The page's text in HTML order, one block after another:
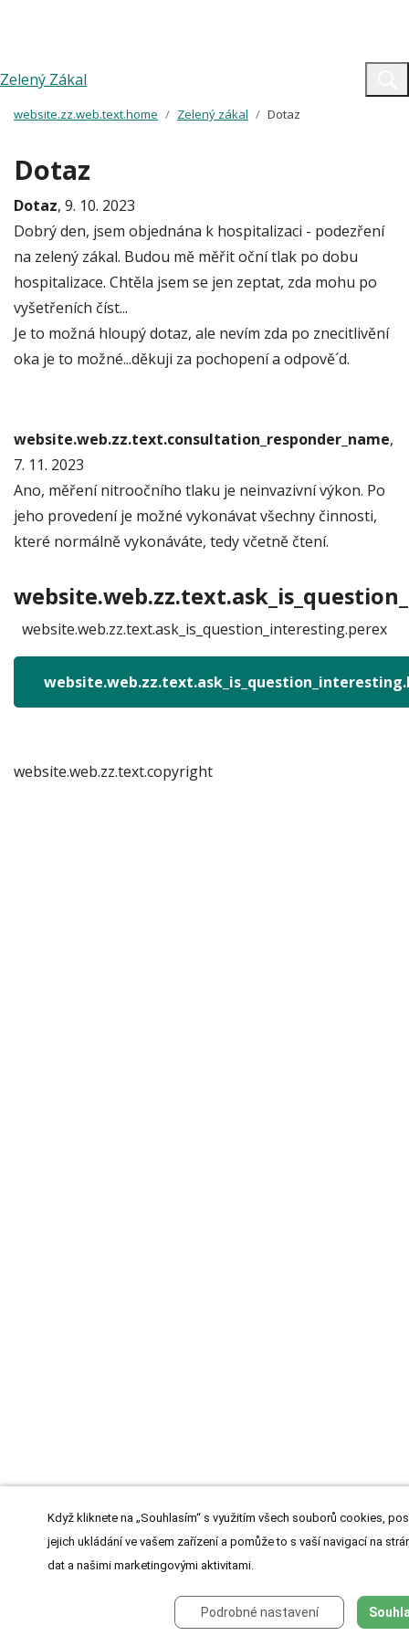
Zelený Zákal
website.zz.web.text.home Zelený zákal Dotaz
Dotaz
Dotaz, 9. 10. 2023
Dobrý den, jsem objednána k hospitalizaci - podezření
na zelený zákal. Budou mě měřit oční tlak po dobu
hospitalizace. Chtěla jsem se jen zeptat, zda mohu po
vyšetřeních číst...
Je to možná hloupý dotaz, ale nevím zda po znecitlivění
oka je to možné...děkuji za pochopení a odpově´d.
website.web.zz.text.consultation_responder_name,
7. 11. 2023
Ano, měření nitroočního tlaku je neinvazivní výkon. Po
jeho provedení je možné vykonávat všechny činnosti,
které normálně vykonáváte, tedy včetně čtení.
website.web.zz.text.ask_is_question_interesting.perex
website.web.zz.text.copyright
Když kliknete na „Souhlasím“ s využitím všech souborů cookies,
jejich ukládání ve vašem zařízení a pomůže to s vaší navigací na
dat a našimi marketingovými aktivitami.
Podrobné nastavení